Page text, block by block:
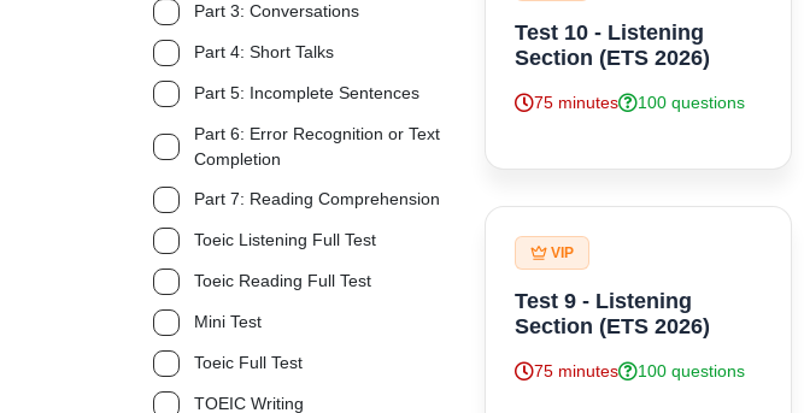
Part 3: Conversations
Part 4: Short Talks
Part 5: Incomplete Sentences
Part 6: Error Recognition or Text
Completion
Part 7: Reading Comprehension
Toeic Listening Full Test
Toeic Reading Full Test
Mini Test
Toeic Full Test
TOEIC Writing
Test 10 - Listening
Section (ETS 2026)
75 minutes 100 questions
VIP
Test 9 - Listening
Section (ETS 2026)
75 minutes 100 questions